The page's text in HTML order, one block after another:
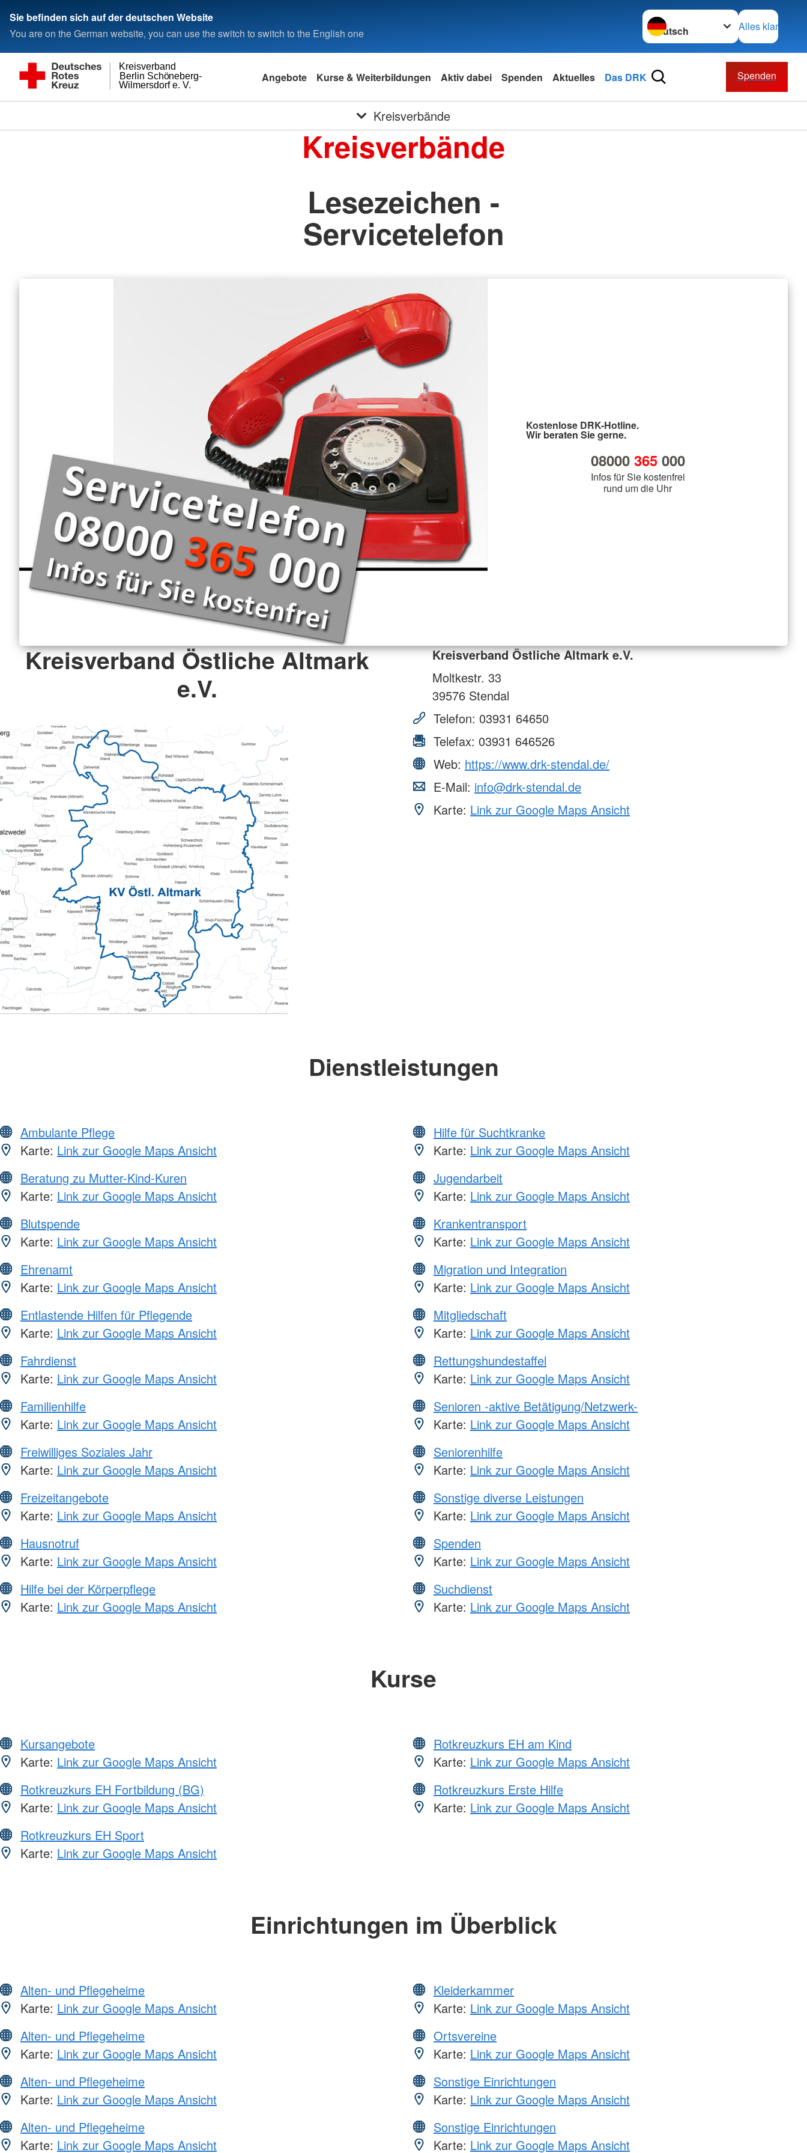
Sie befinden sich auf der deutschen Website
You are on the German website, you can use the switch to switch to the English one
Sprache wechseln zu
Alles klar
Wilmersdorf e. V.
Berlin Schöneberg-
Kreisverband
Angebote Kurse & Weiterbildungen Aktiv dabei Spenden Aktuelles Das DRK Spenden
Kreisverbände
Kreisverbände
Lesezeichen -
Servicetelefon
Kostenlose DRK-Hotline.
Wir beraten Sie gerne.
08000 365000
Infos für Sie kostenfrei
rund um die Uhr
Kreisverband Östliche Altmark
e.V.
Kreisverband Östliche Altmark e.V.
Moltkestr. 33
39576 Stendal
Telefon: 03931 64650
Telefax: 03931 646526
Web: https://www.drk-stendal.de/
E-Mail: info@drk-stendal.de
Karte: Link zur Google Maps Ansicht
Dienstleistungen
Ambulante Pflege
Karte: Link zur Google Maps Ansicht
Beratung zu Mutter-Kind-Kuren
Karte: Link zur Google Maps Ansicht
Blutspende
Karte: Link zur Google Maps Ansicht
Ehrenamt
Karte: Link zur Google Maps Ansicht
Entlastende Hilfen für Pflegende
Karte: Link zur Google Maps Ansicht
Fahrdienst
Karte: Link zur Google Maps Ansicht
Familienhilfe
Karte: Link zur Google Maps Ansicht
Freiwilliges Soziales Jahr
Karte: Link zur Google Maps Ansicht
Freizeitangebote
Karte: Link zur Google Maps Ansicht
Hausnotruf
Karte: Link zur Google Maps Ansicht
Hilfe bei der Körperpflege
Karte: Link zur Google Maps Ansicht
Hilfe für Suchtkranke
Karte: Link zur Google Maps Ansicht
Jugendarbeit
Karte: Link zur Google Maps Ansicht
Krankentransport
Karte: Link zur Google Maps Ansicht
Migration und Integration
Karte: Link zur Google Maps Ansicht
Mitgliedschaft
Karte: Link zur Google Maps Ansicht
Rettungshundestaffel
Karte: Link zur Google Maps Ansicht
Senioren -aktive Betätigung/Netzwerk-
Karte: Link zur Google Maps Ansicht
Seniorenhilfe
Karte: Link zur Google Maps Ansicht
Sonstige diverse Leistungen
Karte: Link zur Google Maps Ansicht
Spenden
Karte: Link zur Google Maps Ansicht
Suchdienst
Karte: Link zur Google Maps Ansicht
Kurse
Kursangebote
Karte: Link zur Google Maps Ansicht
Rotkreuzkurs EH Fortbildung (BG)
Karte: Link zur Google Maps Ansicht
Rotkreuzkurs EH Sport
Karte: Link zur Google Maps Ansicht
Rotkreuzkurs EH am Kind
Karte: Link zur Google Maps Ansicht
Rotkreuzkurs Erste Hilfe
Karte: Link zur Google Maps Ansicht
Einrichtungen im Überblick
Alten- und Pflegeheime
Karte: Link zur Google Maps Ansicht
Alten- und Pflegeheime
Karte: Link zur Google Maps Ansicht
Alten- und Pflegeheime
Karte: Link zur Google Maps Ansicht
Alten- und Pflegeheime
Karte: Link zur Google Maps Ansicht
Kleiderkammer
Karte: Link zur Google Maps Ansicht
Ortsvereine
Karte: Link zur Google Maps Ansicht
Sonstige Einrichtungen
Karte: Link zur Google Maps Ansicht
Sonstige Einrichtungen
Karte: Link zur Google Maps Ansicht